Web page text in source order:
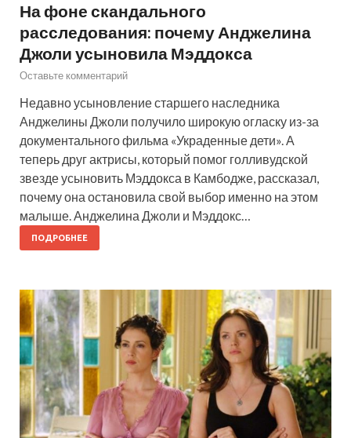
На фоне скандального
расследования: почему Анджелина
Джоли усыновила Мэддокса
Оставьте комментарий
Недавно усыновление старшего наследника
Анджелины Джоли получило широкую огласку из-за
документального фильма «Украденные дети». А
теперь друг актрисы, который помог голливудской
звезде усыновить Мэддокса в Камбодже, рассказал,
почему она остановила свой выбор именно на этом
малыше. Анджелина Джоли и Мэддокс…
ПОДРОБНЕЕ